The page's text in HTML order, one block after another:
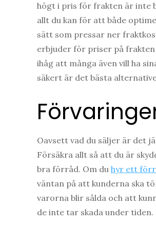
högt i pris för frakten är inte
allt du kan för att både
sätt som pressar ner
erbjuder för priser på frakten
ihåg att många även vill ha
säkert är det bästa
Oavsett vad du säljer är det
Försäkra allt så att du är
bra förråd. Om du hyr ett
väntan på att kunderna ska
varorna blir sålda och att
de inte tar skada under tiden.